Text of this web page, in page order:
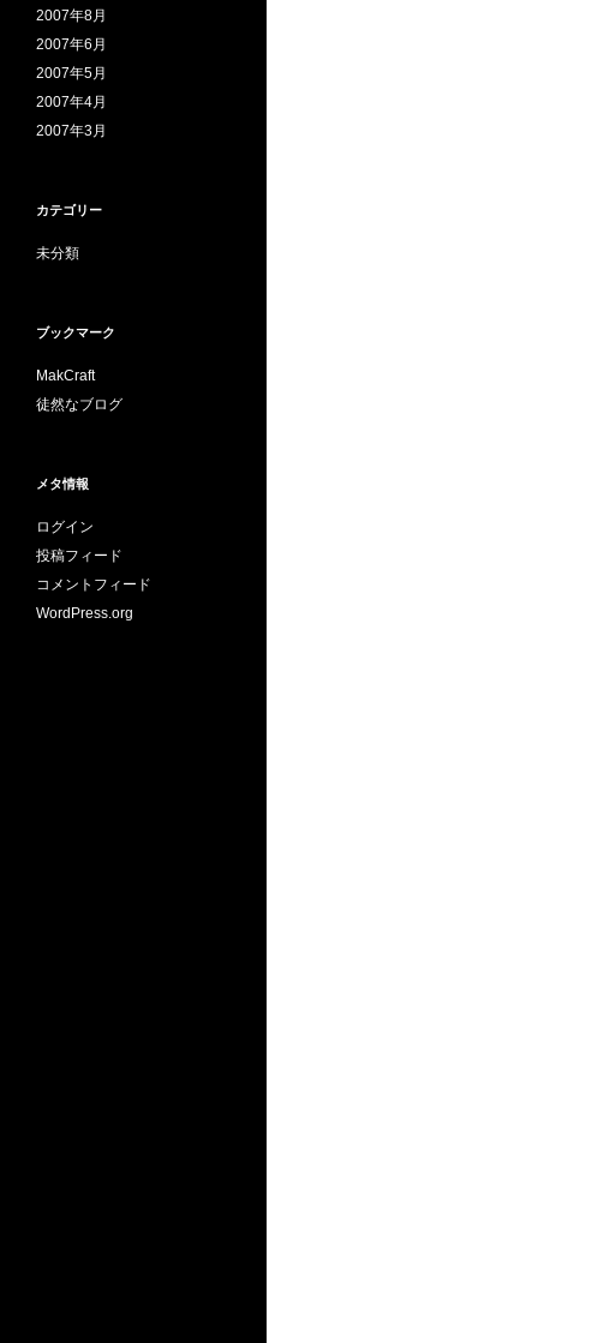
2007年8月
2007年6月
2007年5月
2007年4月
2007年3月
カテゴリー
未分類
ブックマーク
MakCraft
徒然なブログ
メタ情報
ログイン
投稿フィード
コメントフィード
WordPress.org